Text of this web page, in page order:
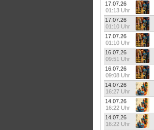
17.07.26
01:13 Uhr
17.07.26
01:10 Uhr
17.07.26
01:10 Uhr
16.07.26
09:51 Uhr
16.07.26
09:08 Uhr
14.07.26
16:27 Uhr
14.07.26
16:22 Uhr
14.07.26
16:22 Uhr